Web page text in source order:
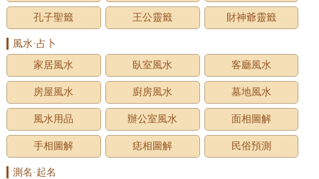
孔子聖籤 王公靈籤 財神爺靈籤
風水·占卜
家居風水
臥室風水 客廳風水
房屋風水 廚房風水 墓地風水
風水用品 辦公室風水 面相圖解
手相圖解 痣相圖解 民俗預測
測名·起名